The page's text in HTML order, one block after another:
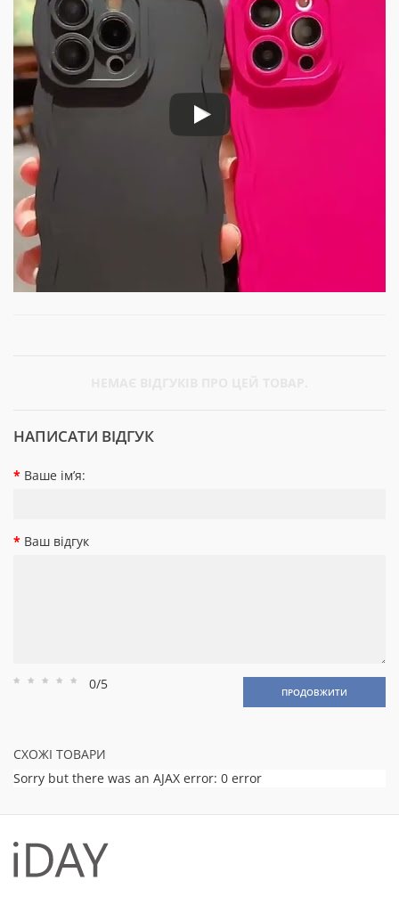
НАПИСАТИ ВІДГУК
Ваше ім’я:
Ваш відгук
Рейтинг
Рейтинг
Рейтинг
Рейтинг
Рейтинг
0/5 ПРОДОВЖИТИ
СХОЖІ ТОВАРИ
Sorry but there was an AJAX error: 0 error